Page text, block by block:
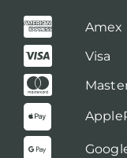
Amex
Visa